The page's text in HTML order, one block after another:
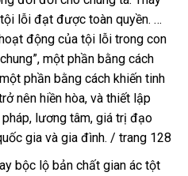
lỗi đạt được toàn quyền. …
động của tội lỗi trong con
một phần bằng cách
phần bằng cách khiến tinh
nên hiền hòa, và thiết lập
lương tâm, giá trị đạo
gia và gia đình. / trang 128
bộc lộ bản chất gian ác tột